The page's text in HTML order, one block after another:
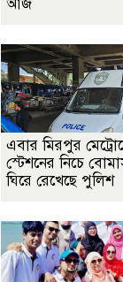
আজ
এবার মিরপুর
স্টেশনের নিচে
ঘিরে রেখেছে পুলিশ